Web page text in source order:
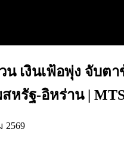
น เงินเฟ้อพุ่ง จับต
หรัฐ-อิหร่าน |
2569